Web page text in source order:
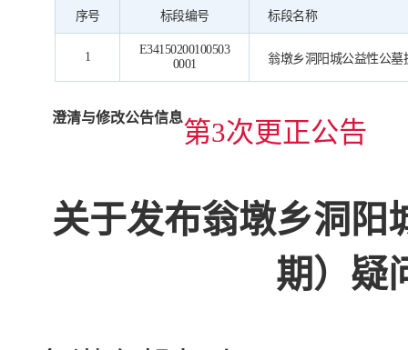
序号 标段编号 标段名称
1
E34150200100503
0001
翁墩乡洞阳城公益性公墓
澄清与修改公告信息第3次更正公告
关于发布翁墩乡洞阳
期）疑